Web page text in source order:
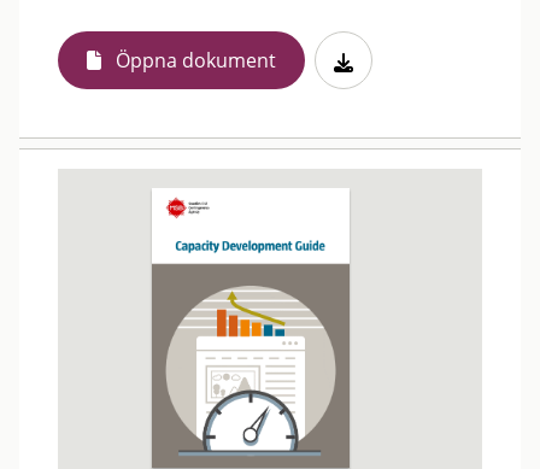
Öppna dokument